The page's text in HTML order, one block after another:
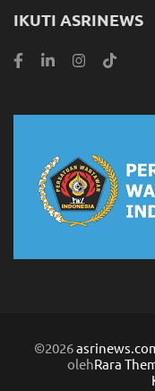
IKUTI ASRINEWS
©2026
olehRara